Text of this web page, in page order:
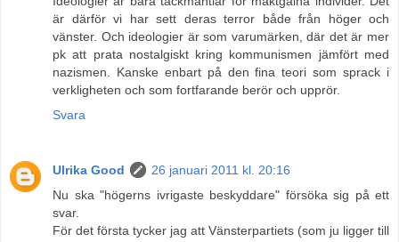
är därför vi har sett deras terror både från höger och
vänster. Och ideologier är som varumärken, där det är mer
pk att prata nostalgiskt kring kommunismen jämfört med
nazismen. Kanske enbart på den fina teori som sprack i
verkligheten och som fortfarande berör och upprör.
Svara
Ulrika Good
26 januari 2011 kl. 20:16
Nu ska "högerns ivrigaste beskyddare" försöka sig på ett
svar.
För det första tycker jag att Vänsterpartiets (som ju ligger till